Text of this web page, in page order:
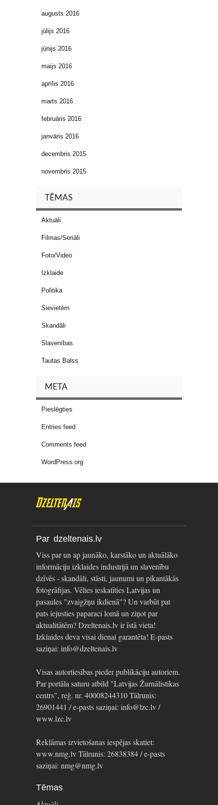
augusts 2016
jūlijs 2016
jūnijs 2016
maijs 2016
aprīlis 2016
marts 2016
februāris 2016
janvāris 2016
decembris 2015
novembris 2015
TĒMAS
Aktuāli
Filmas/Seriāli
Foto/Video
Izklaide
Politika
Sievietēm
Skandāli
Slavenības
Tautas Balss
META
Pieslēgties
Entries feed
Comments feed
WordPress.org
Par dzeltenais.lv
Viss par un ap jaunāko, karstāko un aktuālāko
informāciju izklaides industrijā un slavenību
dzīvēs - skandāli, stāsti, jaunumi un pikantākās
fotogrāfijas. Vēlies ieskatīties Latvijas un
pasaules "zvaigžņu ikdienā"? Un varbūt pat
pats iejusties paparaci lomā un ziņot par
aktualitātēm? Dzeltenais.lv ir īstā vieta!
Izklaides deva visai dienai garantēta! E-pasts
saziņai: info@dzeltenais.lv
Visas autortiesības pieder publikāciju autoriem.
Par portāla saturu atbild "Latvijas Žurnālistikas
centrs", reģ. nr. 40008244310 Tālrunis:
26901441 / e-pasts saziņai: info@lzc.lv /
www.lzc.lv
Reklāmas izvietošanas iespējas skatiet:
www.nmg.lv Tālrunis: 26838384 / e-pasts
saziņai: nmg@nmg.lv
Tēmas